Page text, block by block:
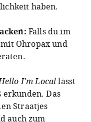
haben.
Falls du im
Ohropax und
I'm Locallässt
Das
Straatjes
auch zum